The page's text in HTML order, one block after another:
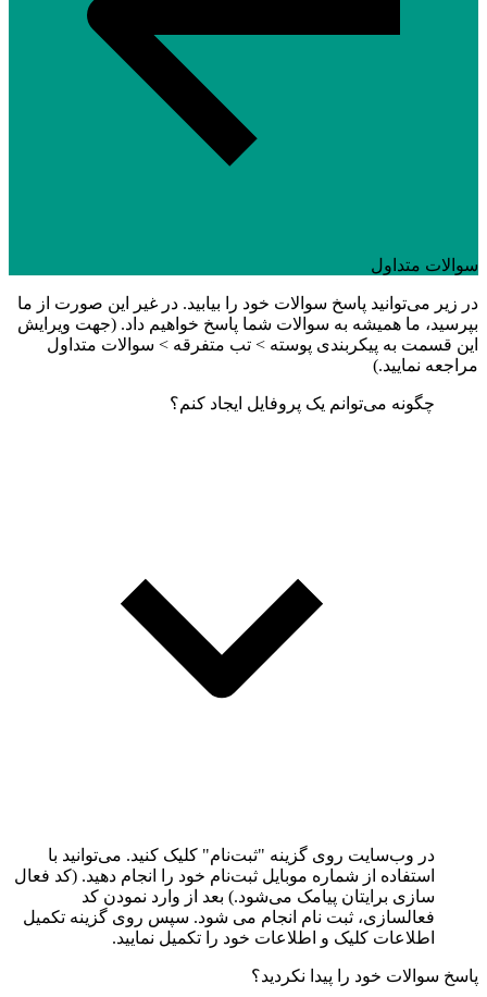
سوالات متداول
در زیر می‌توانید پاسخ سوالات خود را بیابید. در غیر این صورت از ما
بپرسید، ما همیشه به سوالات شما پاسخ خواهیم داد. (جهت ویرایش
این قسمت به پیکربندی پوسته > تب متفرقه > سوالات متداول
مراجعه نمایید.)
چگونه می‌توانم یک پروفایل ایجاد کنم؟
در وب‌سایت روی گزینه "ثبت‌نام" کلیک کنید. می‌توانید با
استفاده از شماره موبایل ثبت‌نام خود را انجام دهید. (کد فعال
سازی برایتان پیامک می‌شود.) بعد از وارد نمودن کد
فعالسازی، ثبت نام انجام می شود. سپس روی گزینه تکمیل
اطلاعات کلیک و اطلاعات خود را تکمیل نمایید.
پاسخ سوالات خود را پیدا نکردید؟